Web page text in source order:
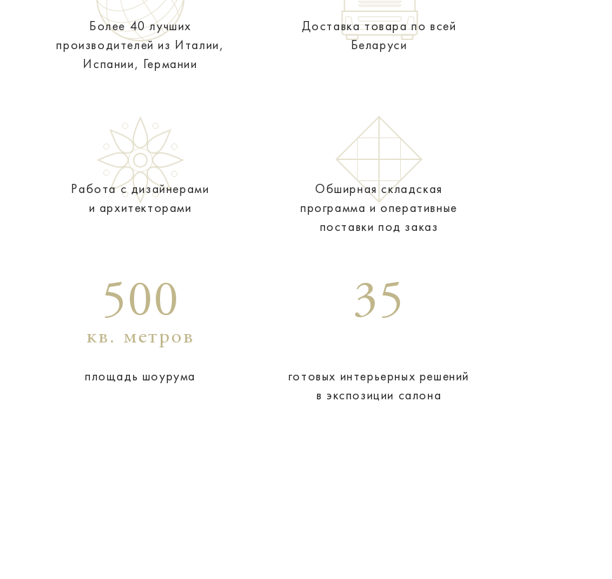
Более 40 лучших
производителей из Италии,
Испании, Германии
Доставка товара по всей
Беларуси
Работа с дизайнерами
и архитекторами
Обширная складская
программа и оперативные
поставки под заказ
500
кв. метров
площадь шоурума
35
готовых интерьерных решений
в экспозиции салона